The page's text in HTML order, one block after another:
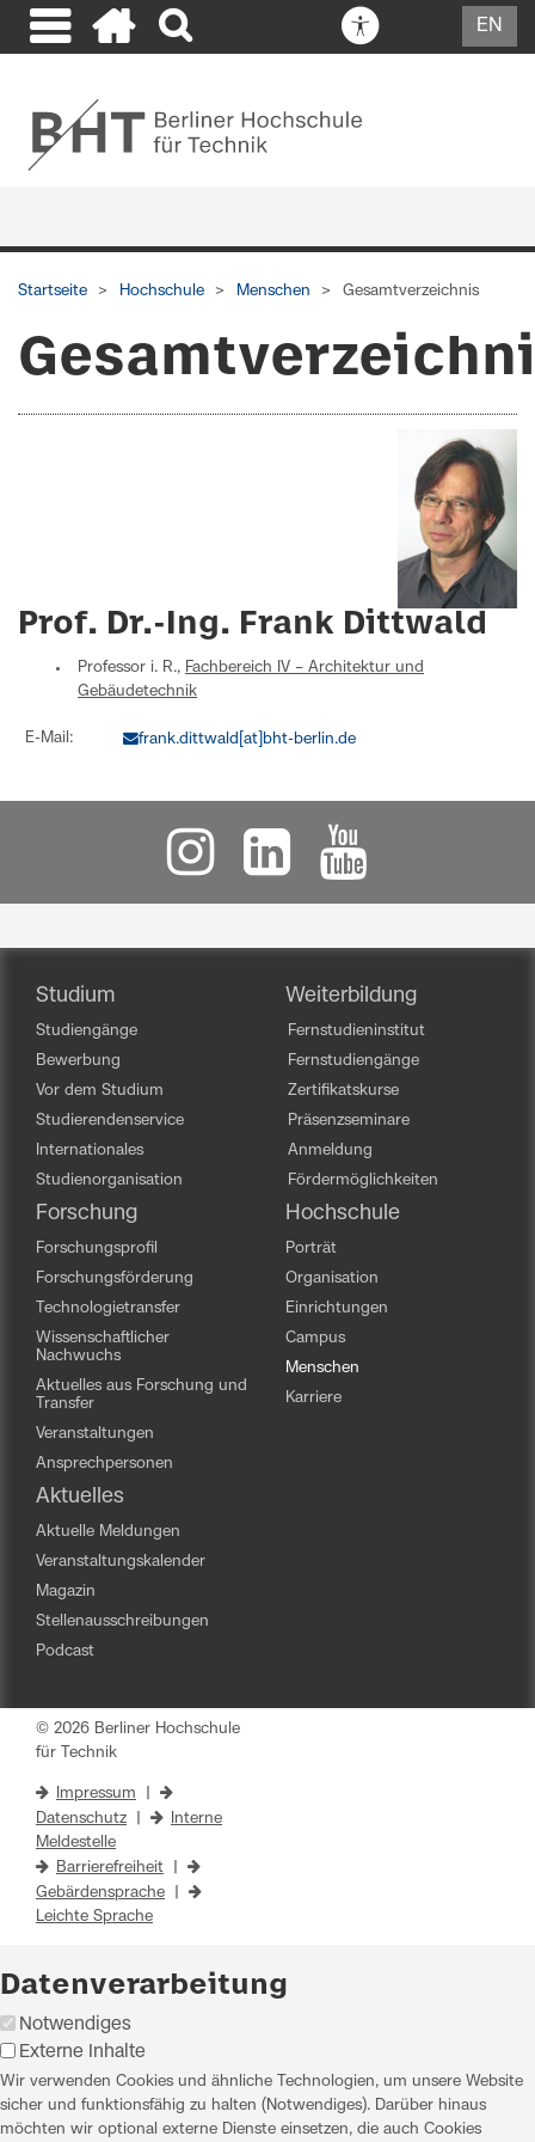
EN
Startseite Hochschule Menschen Gesamtverzeichnis
Prof. Dr.-Ing. Frank Dittwald
Professor i. R., Fachbereich IV – Architektur und
Gebäudetechnik
E-Mail: frank.dittwald[at]bht-berlin.de
Studium
Studiengänge
Bewerbung
Vor dem Studium
Studierendenservice
Internationales
Studienorganisation
Weiterbildung
Fernstudieninstitut
Fernstudiengänge
Zertifikatskurse
Präsenzseminare
Anmeldung
Fördermöglichkeiten
Forschung
Forschungsprofil
Forschungsförderung
Technologietransfer
Wissenschaftlicher
Nachwuchs
Aktuelles aus Forschung und
Transfer
Veranstaltungen
Ansprechpersonen
Hochschule
Porträt
Organisation
Einrichtungen
Campus
Menschen
Karriere
Aktuelles
Aktuelle Meldungen
Veranstaltungskalender
Magazin
Stellenausschreibungen
Podcast
© 2026 Berliner Hochschule
für Technik
Impressum
Datenschutz
Interne
Meldestelle
Barrierefreiheit
Gebärdensprache
Leichte Sprache
Datenverarbeitung
Notwendiges
Externe Inhalte
Wir verwenden Cookies und ähnliche Technologien, um unsere Website
sicher und funktionsfähig zu halten (Notwendiges). Darüber hinaus
möchten wir optional externe Dienste einsetzen, die auch Cookies